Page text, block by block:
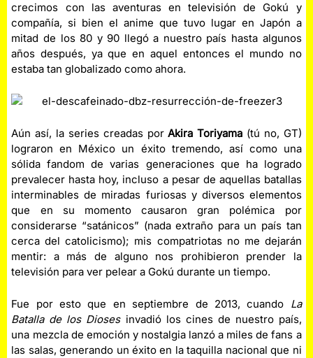
crecimos con las aventuras en televisión de Gokú y
compañía, si bien el anime que tuvo lugar en Japón a
mitad de los 80 y 90 llegó a nuestro país hasta algunos
años después, ya que en aquel entonces el mundo no
estaba tan globalizado como ahora.
Aún así, la series creadas porAkira Toriyama (tú no, GT)
lograron en México un éxito tremendo, así como una
sólida fandom de varias generaciones que ha logrado
prevalecer hasta hoy, incluso a pesar de aquellas batallas
interminables de miradas furiosas y diversos elementos
que en su momento causaron gran polémica por
considerarse “satánicos” (nada extraño para un país tan
cerca del catolicismo); mis compatriotas no me dejarán
mentir: a más de alguno nos prohibieron prender la
televisión para ver pelear a Gokú durante un tiempo.
Fue por esto que en septiembre de 2013, cuando La
Batalla de los Diosesinvadió los cines de nuestro país,
una mezcla de emoción y nostalgia lanzó a miles de fans a
las salas, generando un éxito en la taquilla nacional que ni